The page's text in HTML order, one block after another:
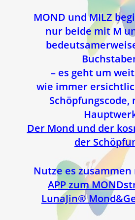
MOND und MILZ
nur beide mit M
– es geht um
wie immer
Schöpfungscode,
Der Mond und der
der
Nutze es
APP zum
LunaJin®